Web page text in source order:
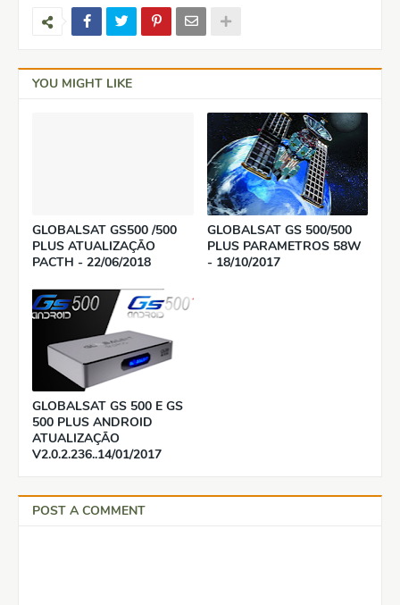
YOU MIGHT LIKE
GLOBALSAT GS500 /500
PLUS ATUALIZAÇÃO
PACTH - 22/06/2018
GLOBALSAT GS 500/500
PLUS PARAMETROS 58W
- 18/10/2017
GLOBALSAT GS 500 E GS
500 PLUS ANDROID
ATUALIZAÇÃO
V2.0.2.236..14/01/2017
POST A COMMENT